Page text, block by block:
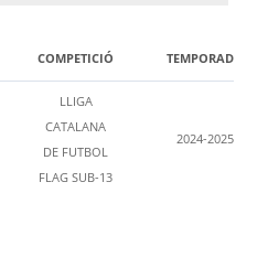
COMPETICIÓ TEMPORADA
LLIGA
CATALANA
DE FUTBOL
FLAG SUB-13
2024-2025